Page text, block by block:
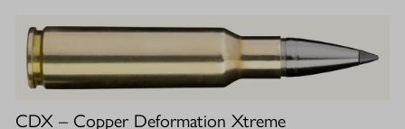
leicht und dehnbar ist. Die geräuscharme Verarbeitung sorgt
dafür, dass Sie sich unbemerkt fortbewegen können. Die
luftdurchlässige Isolierung ermöglicht einen optimalen
Feuchtigkeitstransport, sodass Sie auch bei anstrengenden
Aktivitäten stets ein angenehmes Tragegefühl haben. Ob im
Sommer oder während der Übergangszeit, die Isolationsjacke
CDX – Copper Deformation Xtreme